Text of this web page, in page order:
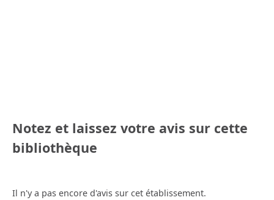
Notez et laissez votre avis sur cette
bibliothèque
Il n'y a pas encore d'avis sur cet établissement.